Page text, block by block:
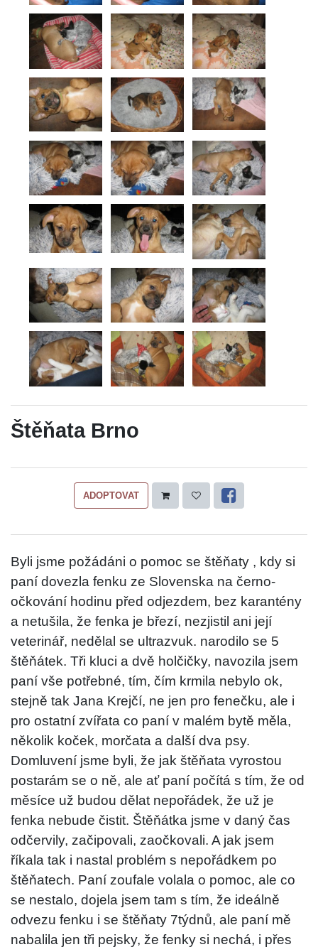
Štěňata Brno
ADOPTOVAT
Byli jsme požádáni o pomoc se štěňaty , kdy si
paní dovezla fenku ze Slovenska na černo-
očkování hodinu před odjezdem, bez karantény
a netušila, že fenka je březí, nezjistil ani její
veterinář, nedělal se ultrazvuk. narodilo se 5
štěňátek. Tři kluci a dvě holčičky, navozila jsem
paní vše potřebné, tím, čím krmila nebylo ok,
stejně tak Jana Krejčí, ne jen pro fenečku, ale i
pro ostatní zvířata co paní v malém bytě měla,
několik koček, morčata a další dva psy.
Domluvení jsme byli, že jak štěňata vyrostou
postarám se o ně, ale ať paní počítá s tím, že od
měsíce už budou dělat nepořádek, že už je
fenka nebude čistit. Štěňátka jsme v daný čas
odčervily, začipovali, zaočkovali. A jak jsem
říkala tak i nastal problém s nepořádkem po
štěňatech. Paní zoufale volala o pomoc, ale co
se nestalo, dojela jsem tam s tím, že ideálně
odvezu fenku i se štěňaty 7týdnů, ale paní mě
nabalila jen tři pejsky, že fenky si nechá, i přes